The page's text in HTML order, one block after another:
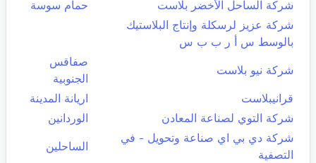
شركة الساحل الأخضر بلاست
حمام سوسة
شركة عزيز لرسكلة وإنتاج البلاستيك
بالوسط س أ ر ب ب س
شركة نيو بلاست
صفاقس
الجنوبية
قرانيبلاست
اريانة المدينة
شركة التوي لصناعة المعادن
الوردانين
شركة دي بي اي صناعة وتحويل - في
التصفية
الساحلين